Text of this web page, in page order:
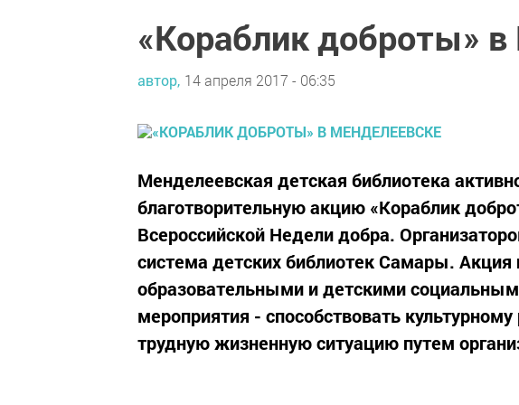
«Кораблик доброты»
автор, 14 апреля 2017 - 06:35
Менделеевская детская библиотека
благотворительную акцию «Кораблик
Всероссийской Недели добра.
система детских библиотек Самары. Акция
образовательными и детскими
мероприятия - способствовать
трудную жизненную ситуацию путем